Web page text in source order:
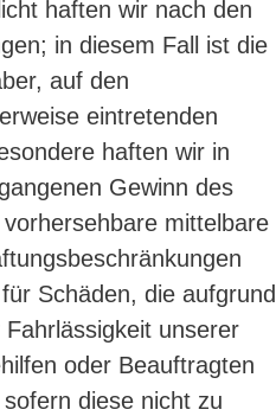
haften wir nach den
in diesem Fall ist die
auf den
eintretenden
haften wir in
Gewinn des
mittelbare
Schäden, die aufgrund
unserer
oder Beauftragten
diese nicht zu